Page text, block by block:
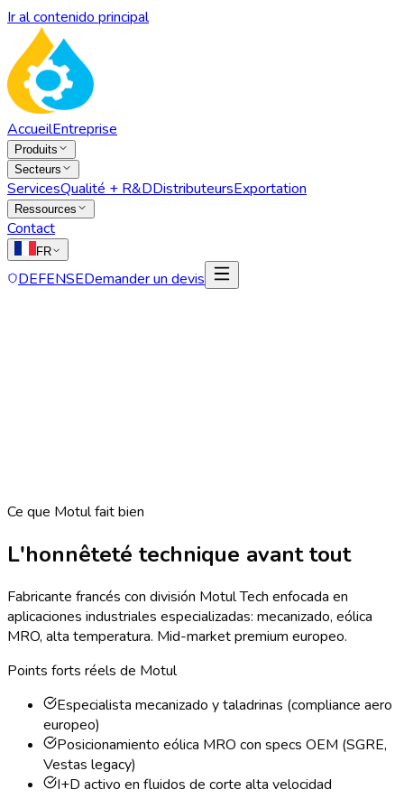
Ir al contenido principal
AccueilEntreprise
Produits
Secteurs
ServicesQualité + R&DDistributeursExportation
Ressources
Contact
FR
DEFENSEDemander un devis
Ce que Motul fait bien
L'honnêteté technique avant tout
Fabricante francés con división Motul Tech enfocada en
aplicaciones industriales especializadas: mecanizado, eólica
MRO, alta temperatura. Mid-market premium europeo.
Points forts réels de Motul
Especialista mecanizado y taladrinas (compliance aero
europeo)
Posicionamiento eólica MRO con specs OEM (SGRE,
Vestas legacy)
I+D activo en fluidos de corte alta velocidad